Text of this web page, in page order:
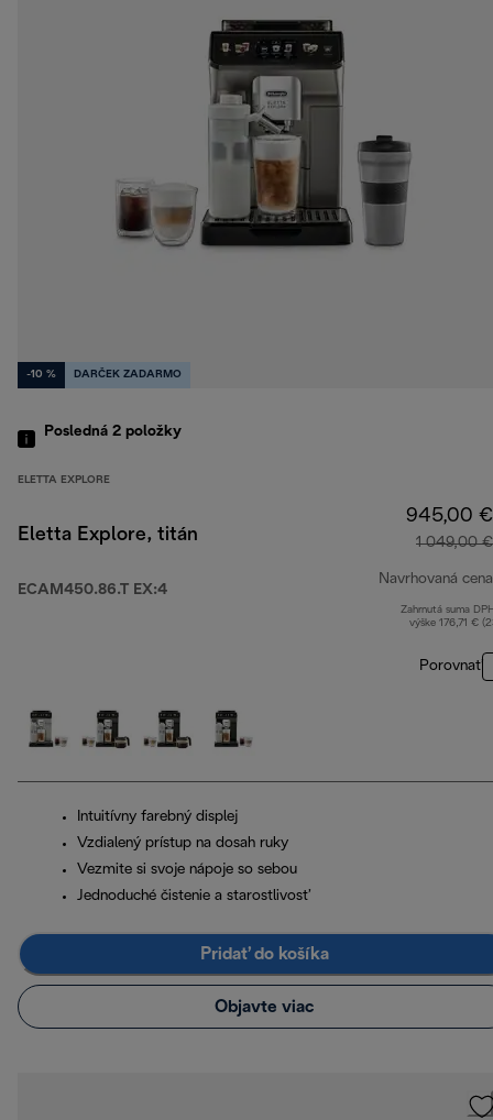
-10 % DARČEK ZADARMO
Posledná 2 položky
ELETTA EXPLORE
Eletta Explore, titán
ECAM450.86.T EX:4
945,00 €
1 049,00 €
Navrhovaná cena
Zahrnutá suma
výške 176,71 €
Porovnať
Intuitívny farebný displej
Vzdialený prístup na dosah ruky
Vezmite si svoje nápoje so sebou
Jednoduché čistenie a starostlivosť
Pridať do košíka
Objavte viac